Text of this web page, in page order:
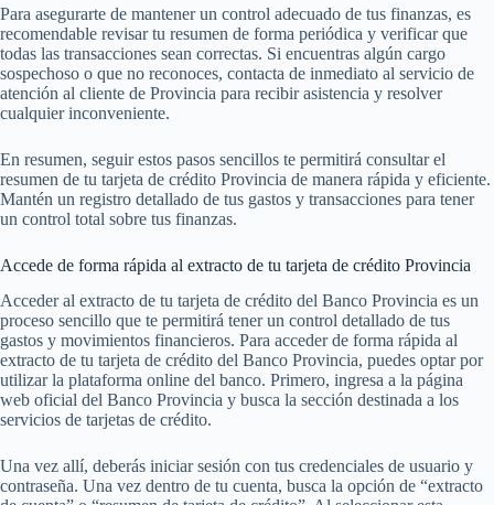
Para asegurarte de mantener un control adecuado de tus finanzas, es
recomendable revisar tu resumen de forma periódica y verificar que
todas las transacciones sean correctas. Si encuentras algún cargo
sospechoso o que no reconoces, contacta de inmediato al servicio de
atención al cliente de Provincia para recibir asistencia y resolver
cualquier inconveniente.
En resumen, seguir estos pasos sencillos te permitirá consultar el
resumen de tu tarjeta de crédito Provincia de manera rápida y eficiente.
Mantén un registro detallado de tus gastos y transacciones para tener
un control total sobre tus finanzas.
Accede de forma rápida al extracto de tu tarjeta de crédito Provincia
Acceder al extracto de tu tarjeta de crédito del Banco Provincia es un
proceso sencillo que te permitirá tener un control detallado de tus
gastos y movimientos financieros. Para acceder de forma rápida al
extracto de tu tarjeta de crédito del Banco Provincia, puedes optar por
utilizar la plataforma online del banco. Primero, ingresa a la página
web oficial del Banco Provincia y busca la sección destinada a los
servicios de tarjetas de crédito.
Una vez allí, deberás iniciar sesión con tus credenciales de usuario y
contraseña. Una vez dentro de tu cuenta, busca la opción de “extracto